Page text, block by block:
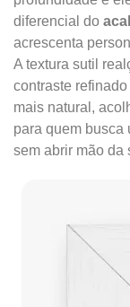
diferencial do
acrescenta
A textura sutil
contraste
mais natural,
para quem busca
sem abrir mão da